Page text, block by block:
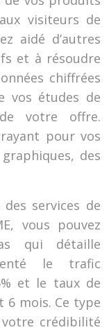
visiteurs de
aidé d’autres
et à résoudre
chiffrées
vos études de
votre offre.
pour vos
des
services de
vous pouvez
qui détaille
le trafic
et le taux de
6 mois. Ce type
crédibilité